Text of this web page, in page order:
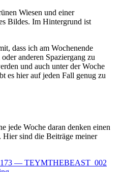
dass ich am Wochenende
anderen Spaziergang zu
und auch unter der Woche
es hier auf jeden Fall genug zu
jede Woche daran denken einen
sind die Beiträge meiner
— TEYMTHEBEAST_002